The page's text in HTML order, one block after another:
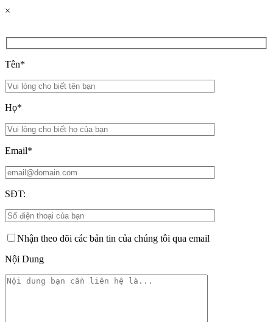
×
Tên*
Họ*
Email*
SĐT:
Nhận theo dõi các bản tin của chúng tôi qua email
Nội Dung